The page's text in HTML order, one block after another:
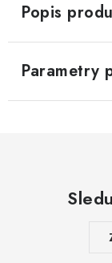
Popis
Parametry